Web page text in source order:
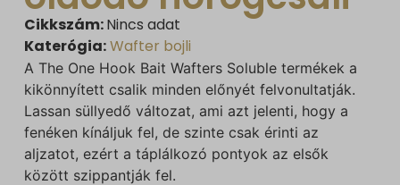
Cikkszám:Nincs adat
Katerógia:Wafter bojli
A The One Hook Bait Wafters Soluble termékek a
kikönnyített csalik minden előnyét felvonultatják.
Lassan süllyedő változat, ami azt jelenti, hogy a
fenéken kínáljuk fel, de szinte csak érinti az
aljzatot, ezért a táplálkozó pontyok az elsők
között szippantják fel.